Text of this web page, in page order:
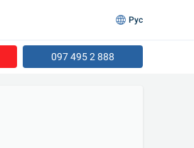
097 495 2 888
Рус